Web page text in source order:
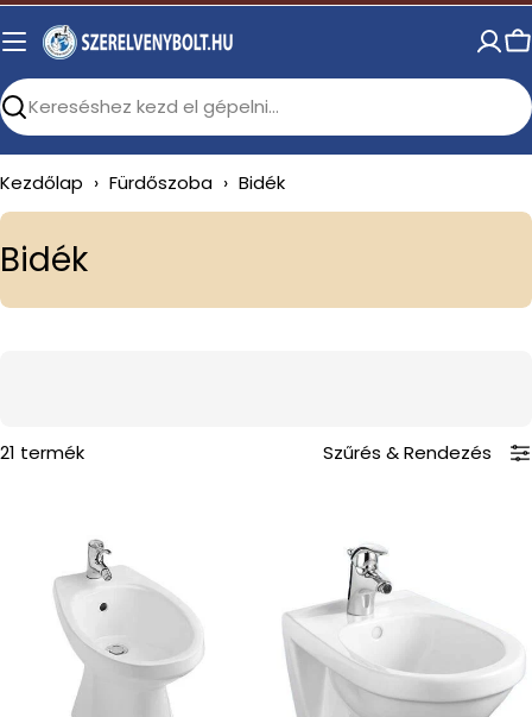
Skip
to
Search
Kezdőlap › Fürdőszoba › Bidék
C
o
c
Bidék
21 termék Szűrés &Rendezés